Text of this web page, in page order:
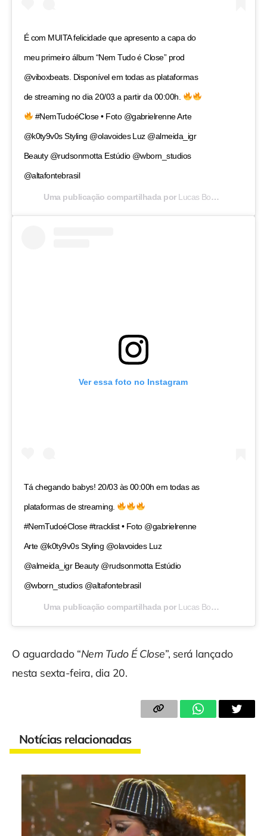
É com MUITA felicidade que apresento a capa do
meu primeiro álbum “Nem Tudo é Close” prod
@viboxbeats. Disponível em todas as plataformas
de streaming no dia 20/03 a partir da 00:00h.
#NemTudoéClose • Foto @gabrielrenne Arte
@k0ty9v0s Styling @olavoides Luz @almeida_igr
Beauty @rudsonmotta Estúdio @wborn_studios
@altafontebrasil
Uma publicação compartilhada por Lucas Boombeat
Ver essa foto no Instagram
Tá chegando babys! 20/03 às 00:00h em todas as
plataformas de streaming.
#NemTudoéClose #tracklist • Foto @gabrielrenne
Arte @k0ty9v0s Styling @olavoides Luz
@almeida_igr Beauty @rudsonmotta Estúdio
@wborn_studios @altafontebrasil
Uma publicação compartilhada por Lucas Boombeat
O aguardado “Nem Tudo É Close”, será lançado
nesta sexta-feira, dia 20.
Notícias relacionadas